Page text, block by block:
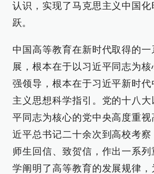
认识，实现了马克思主义中国
跃。
中国高等教育在新时代取得的
展，根本在于以习近平同志为
强领导，根本在于习近平新时
主义思想科学指引。党的十八
平同志为核心的党中央高度重视
近平总书记二十余次到高校考
师生回信、致贺信，作出一系
学阐明了高等教育的发展规律